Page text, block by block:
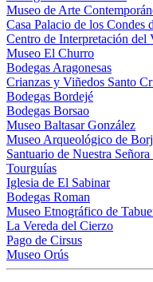
Museo de Arte
Casa Palacio de los Condes
Centro de Interpretación del
Museo El Churro
Bodegas Aragonesas
Crianzas y Viñedos Santo
Bodegas Bordejé
Bodegas Borsao
Museo Baltasar González
Museo Arqueológico de
Santuario de Nuestra
Tourguías
Iglesia de El Sabinar
Bodegas Roman
Museo Etnográfico de
La Vereda del Cierzo
Pago de Cirsus
Museo Orús